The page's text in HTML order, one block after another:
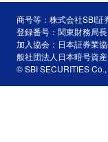
商号等：株式会社SBI証
登録番号：関東財務局
加入協会：日本証券業
般社団法人日本暗号資
© SBI SECURITIES